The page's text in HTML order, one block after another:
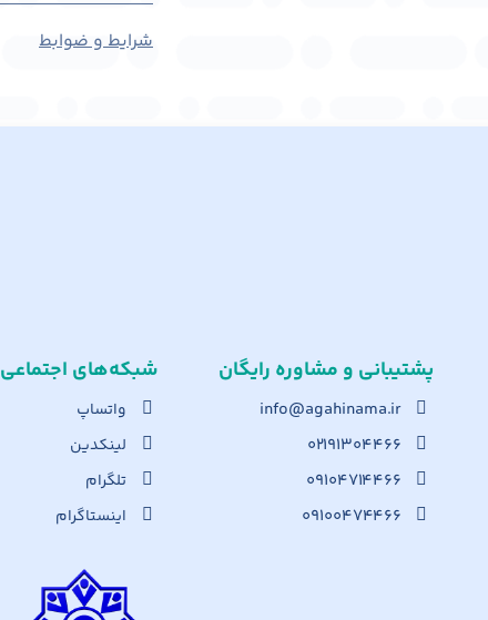
شرایط و ضوابط
شبکه‌های اجت​ماعی
واتساپ
لینکدین
تلگرام
اینستاگرام
پشتیبانی و مشاوره رایگان
info@agahinama.ir
۰۲۱۹۱۳۰۴۴۶۶
۰۹۱۰۴۷۱۴۴۶۶
۰۹۱۰۰۴۷۴۴۶۶